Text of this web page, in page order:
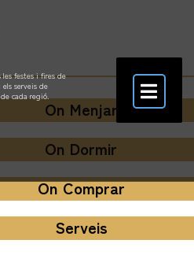
les festes i fires de
serveis de
cada regió.
On Menjar
On Dormir
On Comprar
Serveis